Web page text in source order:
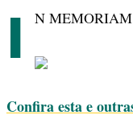
I N MEMORIAM
Confira esta e